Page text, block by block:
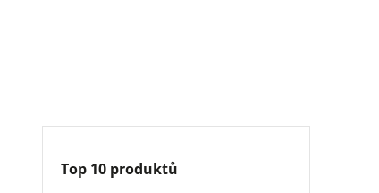
Top 10 produktů